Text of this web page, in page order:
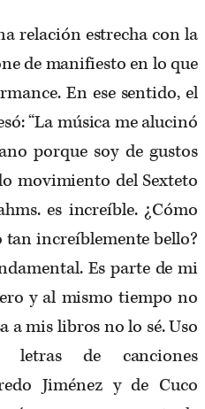
relación estrecha con la
de manifiesto en lo que
En ese sentido, el
“La música me alucinó
porque soy de gustos
movimiento del Sexteto
es increíble. ¿Cómo
tan increíblemente bello?
Es parte de mi
y al mismo tiempo no
a mis libros no lo sé. Uso
letras de canciones
Jiménez y de Cuco